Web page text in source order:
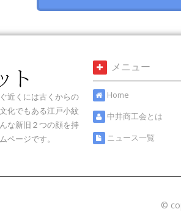
近くには古くからの
化でもある江戸小紋
な新旧２つの顔を持
ページです。
メニュー
Home
中井商工会とは
ニュース一覧
©